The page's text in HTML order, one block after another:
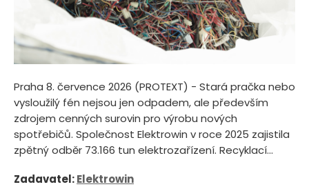
Praha 8. července 2026 (PROTEXT) - Stará pračka nebo
vysloužilý fén nejsou jen odpadem, ale především
zdrojem cenných surovin pro výrobu nových
spotřebičů. Společnost Elektrowin v roce 2025 zajistila
zpětný odběr 73.166 tun elektrozařízení. Recyklací...
Zadavatel:Elektrowin